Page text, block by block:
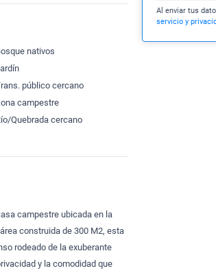
nativos
público cercano
campestre
Quebrada cercano
campestre ubicada en la
construida de 300 M2, esta
rodeado de la exuberante
y la comodidad que
Al enviar tus
servicio y